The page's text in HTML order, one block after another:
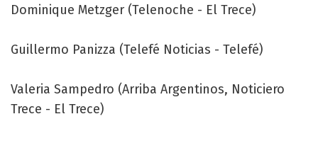
Dominique Metzger (Telenoche - El Trece)
Guillermo Panizza (Telefé Noticias - Telefé)
Valeria Sampedro (Arriba Argentinos, Noticiero
Trece - El Trece)